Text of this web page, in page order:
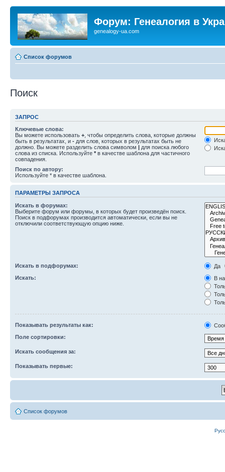
Форум: Генеалогия в
genealogy-ua.com
Список форумов
Поиск
ЗАПРОС
Ключевые слова:
Вы можете использовать + , чтобы определить слова, которые должны
быть в результатах, и - для слов, которых в результатах быть не
должно. Вы можете разделить слова символом | для поиска любого
слова из списка. Используйте * в качестве шаблона для частичного
совпадения.
Поиск по автору:
Используйте * в качестве шаблона.
ПАРАМЕТРЫ ЗАПРОСА
Искать в форумах:
Выберите форум или форумы, в которых будет произведён поиск.
Поиск в подфорумах производится автоматически, если вы не
отключили соответствующую опцию ниже.
Искать в подфорумах:
Да
Искать:
В
Показывать результаты как:
Поле сортировки:
Искать сообщения за:
Показывать первые:
Список форумов